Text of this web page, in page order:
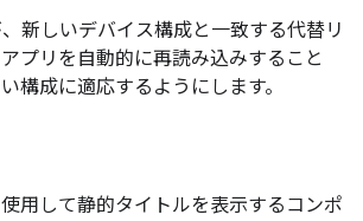
新しいデバイス構成と一致する代替リ
プリを自動的に再読み込みすること
構成に適応するようにします。
用して静的タイトルを表示するコンポ